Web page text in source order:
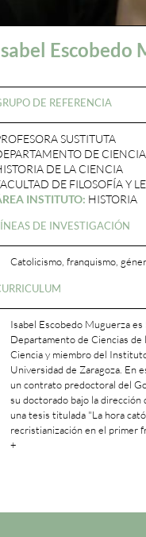
Escobedo
DE REFERENCIA
SUSTITUTA
DE
DE LA CIENCIA
DE FILOSOFÍA Y
INSTITUTO: HISTORIA
DE INVESTIGACIÓN
Catolicismo, franquismo,
Isabel Escobedo Muguerza
Departamento de Ciencias
Ciencia y miembro del
Universidad de Zaragoza. En
un contrato predoctoral del
su doctorado bajo la dirección
una tesis titulada "La hora
recristianización en el primer
+